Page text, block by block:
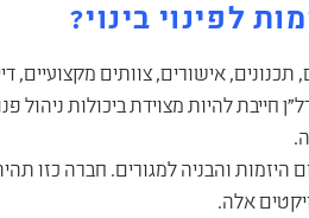
לפינוי בינוי?
תכנונים, אישורים, צוותים מקצועיים,
חייבת להיות מצוידת ביכולות ניהול
היזמות והבניה למגורים. חברה כזו
אלה.